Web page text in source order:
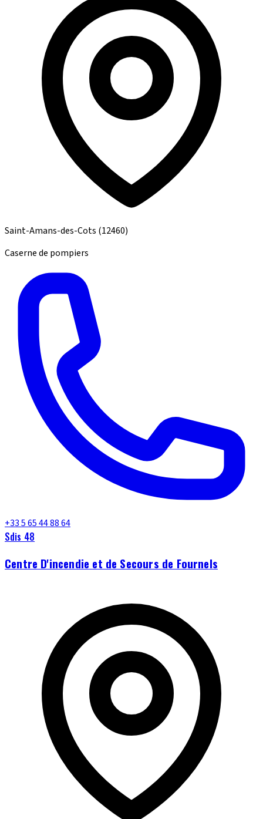
Saint-Amans-des-Cots (12460)
Caserne de pompiers
+33 5 65 44 88 64
Sdis 48
Centre D'incendie et de Secours de Fournels